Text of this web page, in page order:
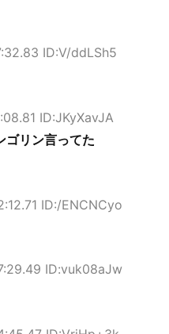
ID:V/ddLSh5
ID:JKyXavJA
ゴリン言ってた
ID:/ENCNCyo
ID:vuk08aJw